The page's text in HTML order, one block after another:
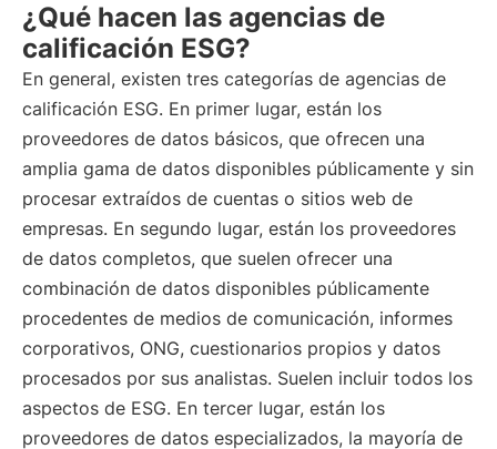
¿Qué hacen las agencias de
calificación ESG?
En general, existen tres categorías de agencias de
calificación ESG. En primer lugar, están los
proveedores de datos básicos, que ofrecen una
amplia gama de datos disponibles públicamente y sin
procesar extraídos de cuentas o sitios web de
empresas. En segundo lugar, están los proveedores
de datos completos, que suelen ofrecer una
combinación de datos disponibles públicamente
procedentes de medios de comunicación, informes
corporativos, ONG, cuestionarios propios y datos
procesados por sus analistas. Suelen incluir todos los
aspectos de ESG. En tercer lugar, están los
proveedores de datos especializados, la mayoría de